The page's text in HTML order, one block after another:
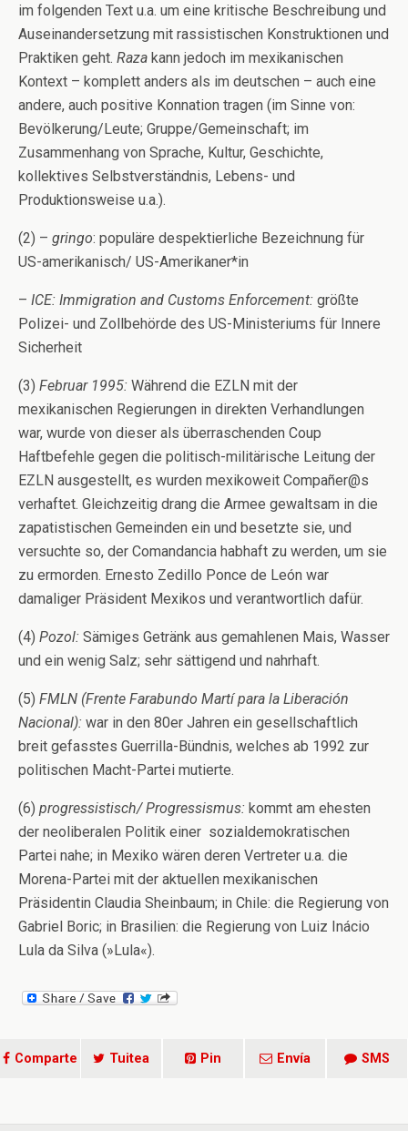
im folgenden Text u.a. um eine kritische Beschreibung und
Auseinandersetzung mit rassistischen Konstruktionen und
Praktiken geht. Raza kann jedoch im mexikanischen
Kontext – komplett anders als im deutschen – auch eine
andere, auch positive Konnation tragen (im Sinne von:
Bevölkerung/Leute; Gruppe/Gemeinschaft; im
Zusammenhang von Sprache, Kultur, Geschichte,
kollektives Selbstverständnis, Lebens- und
Produktionsweise u.a.).
(2) – gringo: populäre despektierliche Bezeichnung für
US-amerikanisch/ US-Amerikaner*in
– ICE: Immigration and Customs Enforcement: größte
Polizei- und Zollbehörde des US-Ministeriums für Innere
Sicherheit
(3) Februar 1995: Während die EZLN mit der
mexikanischen Regierungen in direkten Verhandlungen
war, wurde von dieser als überraschenden Coup
Haftbefehle gegen die politisch-militärische Leitung der
EZLN ausgestellt, es wurden mexikoweit Compañer@s
verhaftet. Gleichzeitig drang die Armee gewaltsam in die
zapatistischen Gemeinden ein und besetzte sie, und
versuchte so, der Comandancia habhaft zu werden, um sie
zu ermorden. Ernesto Zedillo Ponce de León war
damaliger Präsident Mexikos und verantwortlich dafür.
(4) Pozol: Sämiges Getränk aus gemahlenen Mais, Wasser
und ein wenig Salz; sehr sättigend und nahrhaft.
(5) FMLN (Frente Farabundo Martí para la Liberación
Nacional): war in den 80er Jahren ein gesellschaftlich
breit gefasstes Guerrilla-Bündnis, welches ab 1992 zur
politischen Macht-Partei mutierte.
(6) progressistisch/ Progressismus: kommt am ehesten
der neoliberalen Politik einer sozialdemokratischen
Partei nahe; in Mexiko wären deren Vertreter u.a. die
Morena-Partei mit der aktuellen mexikanischen
Präsidentin Claudia Sheinbaum; in Chile: die Regierung von
Gabriel Boric; in Brasilien: die Regierung von Luiz Inácio
Lula da Silva (»Lula«).
Comparte Tuitea Pin Envía SMS